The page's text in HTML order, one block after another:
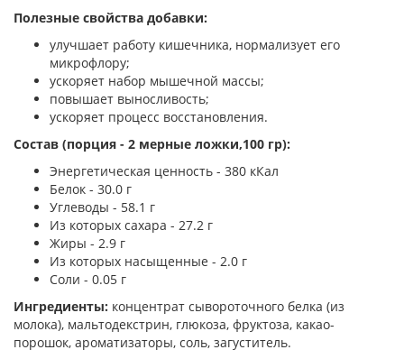
Полезные свойства добавки:
улучшает работу кишечника, нормализует его
микрофлору;
ускоряет набор мышечной массы;
повышает выносливость;
ускоряет процесс восстановления.
Состав (порция - 2 мерные ложки,100 гр):
Энергетическая ценность - 380 кКал
Белок - 30.0 г
Углеводы - 58.1 г
Из которых сахара - 27.2 г
Жиры - 2.9 г
Из которых насыщенные - 2.0 г
Соли - 0.05 г
Ингредиенты: концентрат сывороточного белка (из
молока), мальтодекстрин, глюкоза, фруктоза, какао-
порошок, ароматизаторы, соль, загуститель.